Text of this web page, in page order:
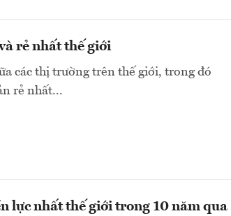
rẻ nhất thế giới
các thị trường trên thế giới, trong đó
rẻ nhất...
lực nhất thế giới trong 10 năm qua